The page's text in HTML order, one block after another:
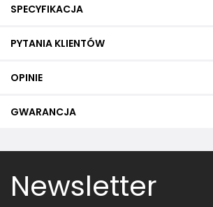
SPECYFIKACJA
PYTANIA KLIENTÓW
OPINIE
GWARANCJA
Newsletter